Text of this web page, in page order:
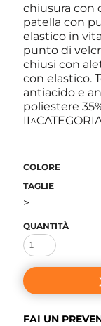
chiusura con
patella con
elastico in
punto di
chiusi con
con elastico.
antiacido e
poliestere
COLORE
TAGLIE
>
QUANTITÀ
FAI UN